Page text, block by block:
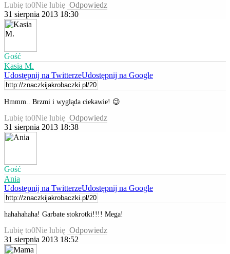
Lubię to0Nie lubię Odpowiedz
31 sierpnia 2013 18:30
Gość
Kasia M.
Udostępnij na TwitterzeUdostępnij na Google
Hmmm.. Brzmi i wygląda ciekawie! 😉
Lubię to0Nie lubię Odpowiedz
31 sierpnia 2013 18:38
Gość
Ania
Udostępnij na TwitterzeUdostępnij na Google
hahahahaha! Garbate stokrotki!!!! Mega!
Lubię to0Nie lubię Odpowiedz
31 sierpnia 2013 18:52